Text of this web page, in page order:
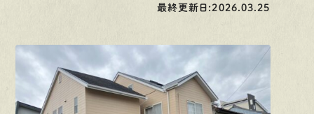
最終更新日:2026.03.25